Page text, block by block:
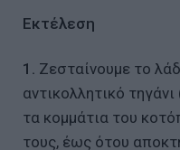
Εκτέλεση
1. Ζεσταίνουμε το
αντικολλητικό
τα κομμάτια του
τους, έως ότου